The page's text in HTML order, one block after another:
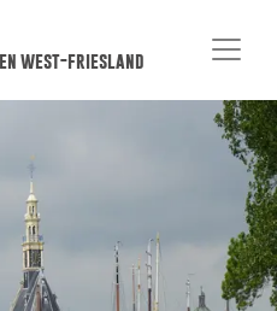
west-friesland